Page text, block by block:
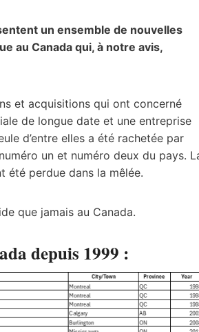
un ensemble de nouvelles
au Canada qui, à notre avis,
et acquisitions qui ont concerné
de longue date et une entreprise
d’entre elles a été rachetée par
un et numéro deux du pays.
été perdue dans la mêlée.
que jamais au Canada.
depuis 1999 :